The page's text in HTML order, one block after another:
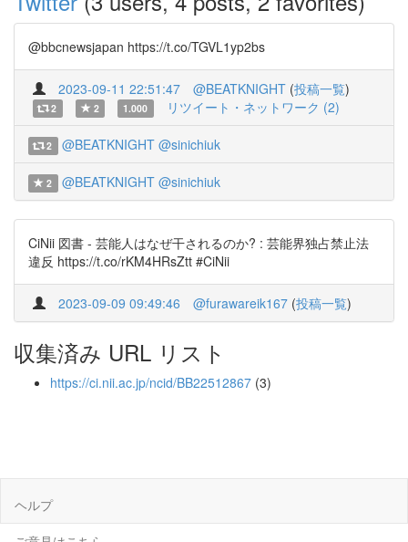
@bbcnewsjapan https://t.co/TGVL1yp2bs
2023-09-11 22:51:47 @BEATKNIGHT (投稿一覧)
2 2 1.000 リツイート・ネットワーク (2)
2 @BEATKNIGHT @sinichiuk
2 @BEATKNIGHT @sinichiuk
CiNii 図書 - 芸能人はなぜ干されるのか? : 芸能界独占禁止法
違反 https://t.co/rKM4HRsZtt #CiNii
2023-09-09 09:49:46 @furawareik167 (投稿一覧)
収集済み URL リスト
https://ci.nii.ac.jp/ncid/BB22512867 (3)
ヘルプ